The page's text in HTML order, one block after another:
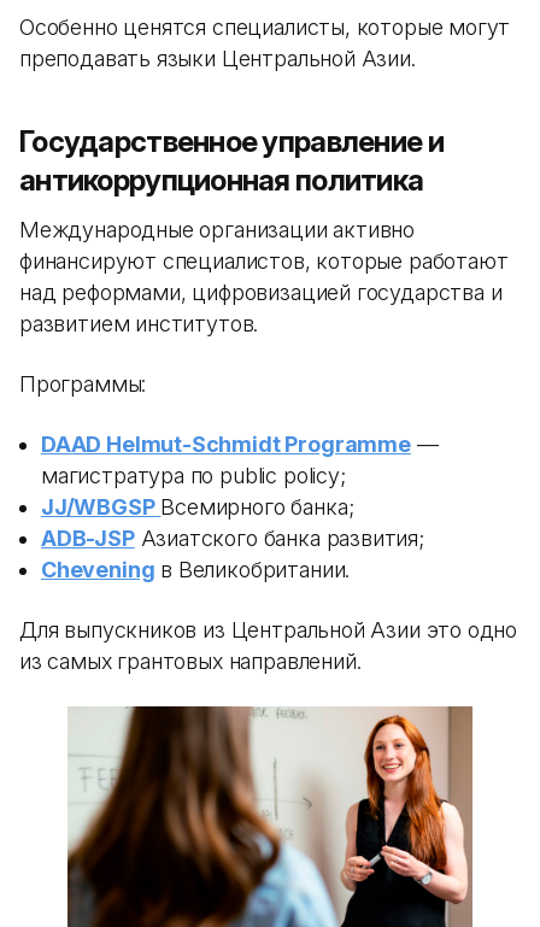
Особенно ценятся специалисты, которые могут
преподавать языки Центральной Азии.
Государственное управление и
антикоррупционная политика
Международные организации активно
финансируют специалистов, которые работают
над реформами, цифровизацией государства и
развитием институтов.
Программы:
DAAD Helmut-Schmidt Programme—
магистратура по public policy;
JJ/WBGSP Всемирного банка;
ADB-JSPАзиатского банка развития;
Chevening в Великобритании.
Для выпускников из Центральной Азии это одно
из самых грантовых направлений.